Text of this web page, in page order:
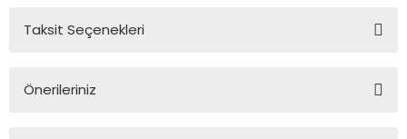
Ürün hakkında henüz soru sorulmamış.
Taksit Seçenekleri
Önerileriniz